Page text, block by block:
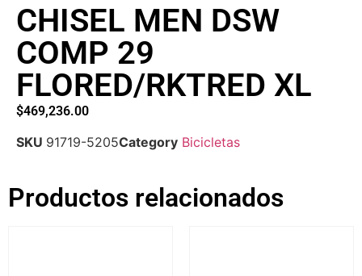
CHISEL MEN DSW
COMP 29
FLORED/RKTRED XL
$469,236.00
SKU 91719-5205Category Bicicletas
Productos relacionados